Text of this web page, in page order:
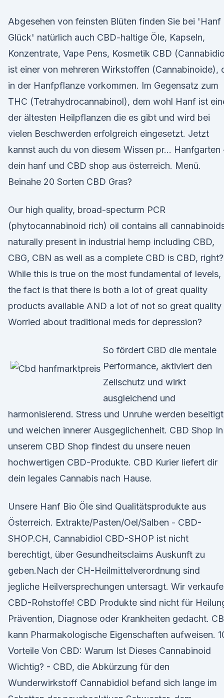
Abgesehen von feinsten Blüten finden Sie bei 'Hanf
Glück' natürlich auch CBD-haltige Öle, Kapseln,
Konzentrate, Vape Pens, Kosmetik CBD
ist einer von mehreren Wirkstoffen (Cannabinoide),
in der Hanfpflanze vorkommen. Im Gegensatz zum
THC (Tetrahydrocannabinol), dem wohl Hanf ist
der ältesten Heilpflanzen die es gibt und wird bei
vielen Beschwerden erfolgreich eingesetzt. Jetzt
kannst auch du von diesem Wissen pr… Hanfgarten
dein hanf und CBD shop aus österreich. Menü.
Beinahe 20 Sorten CBD Gras?
Our high quality, broad-specturm PCR
(phytocannabinoid rich) oil contains all
naturally present in industrial hemp including CBD,
CBG, CBN as well as a complete CBD is CBD,
While this is true on the most fundamental of levels,
the fact is that there is both a lot of great quality
products available AND a lot of not so great quality
Worried about traditional meds for depression?
So fördert CBD die mentale
Performance, aktiviert den
Zellschutz und wirkt
ausgleichend und
harmonisierend. Stress und Unruhe werden beseitigt
und weichen innerer Ausgeglichenheit. CBD Shop In
unserem CBD Shop findest du unsere neuen
hochwertigen CBD-Produkte. CBD Kurier liefert dir
dein legales Cannabis nach Hause.
Unsere Hanf Bio Öle sind Qualitätsprodukte aus
Österreich. Extrakte/Pasten/Oel/Salben - CBD-
SHOP.CH, Cannabidiol CBD-SHOP ist nicht
berechtigt, über Gesundheitsclaims Auskunft zu
geben.Nach der CH-Heilmittelverordnung sind
jegliche Heilversprechungen untersagt. Wir
CBD-Rohstoffe! CBD Produkte sind nicht für
Prävention, Diagnose oder Krankheiten gedacht.
kann Pharmakologische Eigenschaften aufweisen.
Vorteile Von CBD: Warum Ist Dieses Cannabinoid
Wichtig? - CBD, die Abkürzung für den
Wunderwirkstoff Cannabidiol befand sich lange im